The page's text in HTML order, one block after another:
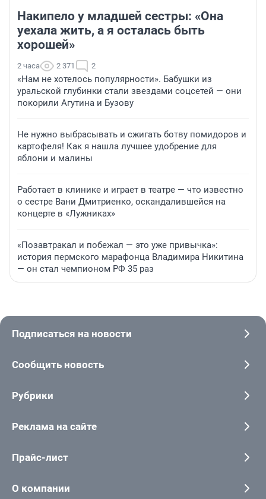
Накипело у младшей сестры: «Она
уехала жить, а я осталась быть
хорошей»
2 часа 2 371 2
«Нам не хотелось популярности». Бабушки из
уральской глубинки стали звездами соцсетей — они
покорили Агутина и Бузову
Не нужно выбрасывать и сжигать ботву помидоров и
картофеля! Как я нашла лучшее удобрение для
яблони и малины
Работает в клинике и играет в театре — что известно
о сестре Вани Дмитриенко, оскандалившейся на
концерте в «Лужниках»
«Позавтракал и побежал — это уже привычка»:
история пермского марафонца Владимира Никитина
— он стал чемпионом РФ 35 раз
Подписаться на новости
Сообщить новость
Рубрики
Реклама на сайте
Прайс-лист
О компании